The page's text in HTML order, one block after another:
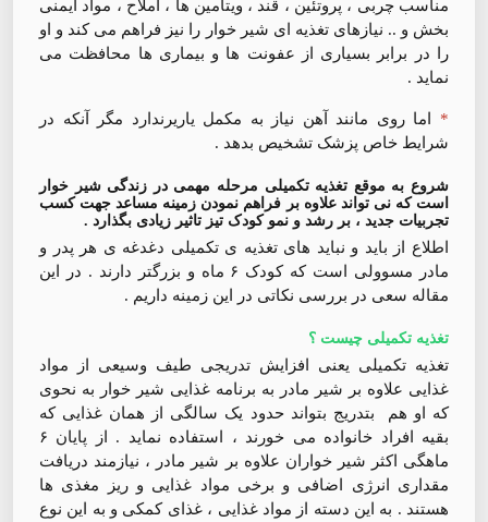
مناسب چربی ، پروتئین ، قند ، ویتامین ها ، املاح ، مواد ایمنی
بخش و .. نیازهای تغذیه ای شیر خوار را نیز فراهم می کند و او
را در برابر بسیاری از عفونت ها و بیماری ها محافظت می
نماید .
* اما روی مانند آهن نیاز به مکمل یاریرندارد مگر آنکه در
شرایط خاص پزشک تشخیص بدهد .
شروع به موقع تغذیه تکمیلی مرحله مهمی در زندگی شیر خوار
است که نی تواند علاوه بر فراهم نمودن زمینه مساعد جهت کسب
تجربیات جدید ، بر رشد و نمو کودک تیز تاثیر زیادی بگذارد .
اطلاع از باید و نباید های تغذیه ی تکمیلی دغدغه ی هر پدر و
مادر مسوولی است که کودک ۶ ماه و بزرگتر دارند . در این
مقاله سعی در بررسی نکاتی در این زمینه داریم .
تغذیه تکمیلی چیست ؟
تغذیه تکمیلی یعنی افزایش تدریجی طیف وسیعی از مواد
غذایی علاوه بر شیر مادر به برنامه غذایی شیر خوار به نحوی
که او هم بتدریج بتواند حدود یک سالگی از همان غذایی که
بقیه افراد خانواده می خورند ، استفاده نماید . از پایان ۶
ماهگی اکثر شیر خواران علاوه بر شیر مادر ، نیازمند دریافت
مقداری انرژی اضافی و برخی مواد غذایی و ریز مغذی ها
هستند . به این دسته از مواد غذایی ، غذای کمکی و به این نوع